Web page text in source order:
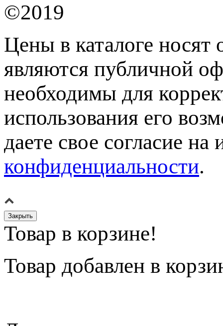
©2019
Цены в каталоге носят
являются публичной
необходимы для
использования его
даете свое согласие
конфиденциальности.
Закрыть
Товар в корзине!
Товар добавлен в